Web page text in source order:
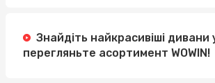
Знайдіть найкрасивіші дивани
перегляньте асортимент WOWIN!